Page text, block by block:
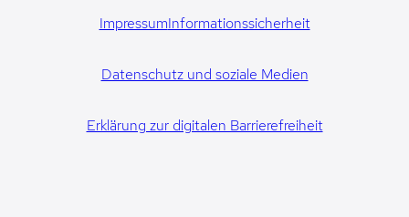
ImpressumInformationssicherheit
Datenschutz und soziale Medien
Erklärung zur digitalen Barrierefreiheit